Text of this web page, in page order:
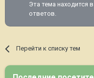
Эта тема находится
ответов.
Перейти к списку тем